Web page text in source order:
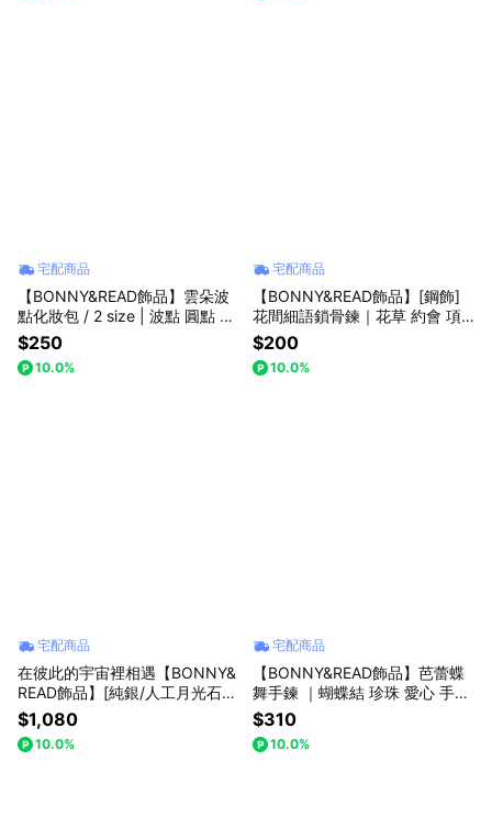
宅配商品
【BONNY&READ飾品】雲朵波
點化妝包 / 2 size | 波點 圓點 收
納包 隨身收納 生活小物
$250
10.0%
宅配商品
【BONNY&READ飾品】[鋼飾]
花間細語鎖骨鍊｜花草 約會 項
鍊 女生飾品 夏日穿搭 抗汗 禮物
推薦
$200
10.0%
宅配商品
在彼此的宇宙裡相遇【BONNY&
READ飾品】[純銀/人工月光石]
逆光星球項鍊 | S925 純銀 低敏
項鍊 情人節禮物 專屬包裝
$1,080
10.0%
宅配商品
【BONNY&READ飾品】芭蕾蝶
舞手鍊 ｜蝴蝶結 珍珠 愛心 手鍊
日常 約會 可調節手鍊 女生飾品
禮物推薦
$310
10.0%